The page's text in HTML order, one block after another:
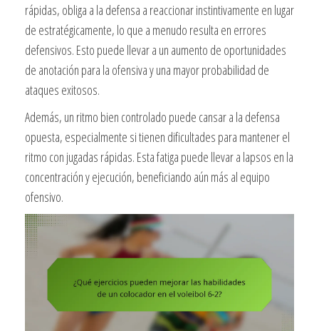
rápidas, obliga a la defensa a reaccionar instintivamente en lugar
de estratégicamente, lo que a menudo resulta en errores
defensivos. Esto puede llevar a un aumento de oportunidades
de anotación para la ofensiva y una mayor probabilidad de
ataques exitosos.
Además, un ritmo bien controlado puede cansar a la defensa
opuesta, especialmente si tienen dificultades para mantener el
ritmo con jugadas rápidas. Esta fatiga puede llevar a lapsos en la
concentración y ejecución, beneficiando aún más al equipo
ofensivo.